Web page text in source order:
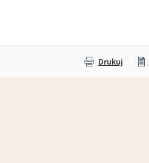
Drukuj